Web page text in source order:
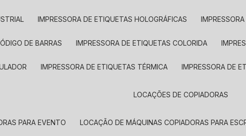
IMPRESSORA DE ETIQUETAS HOLOGRÁFICAS
DE BARRAS IMPRESSORA DE ETIQUETAS COLORIDA
IMPRESSORA DE ETIQUETAS TÉRMICA IMPRESSORA DE
LOCAÇÕES DE COPIADORAS
PARA EVENTO LOCAÇÃO DE MÁQUINAS COPIADORAS PARA